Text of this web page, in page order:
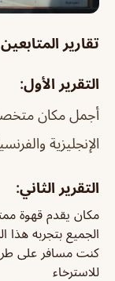
تقارير
التقرير الأول:
أجمل مكان
الإنجليزية
التقرير الثاني:
مكان يقدم قهوة
الجميع بتجربه هذا
كنت مسافر على
للاسترخاء